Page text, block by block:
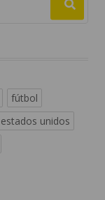
fútbol
estados unidos